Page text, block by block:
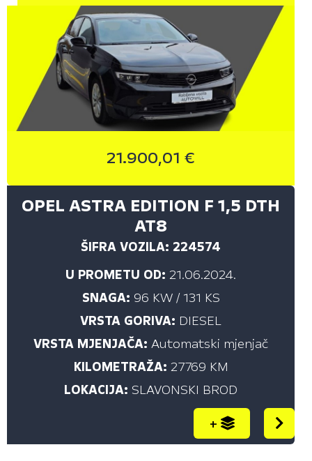
21.900,01 €
OPEL ASTRA EDITION F 1,5 DTH
AT8
ŠIFRA VOZILA: 224574
U PROMETU OD: 21.06.2024.
SNAGA: 96 KW / 131 KS
VRSTA GORIVA: DIESEL
VRSTA MJENJAČA: Automatski mjenjač
KILOMETRAŽA: 27769 KM
LOKACIJA: SLAVONSKI BROD
+